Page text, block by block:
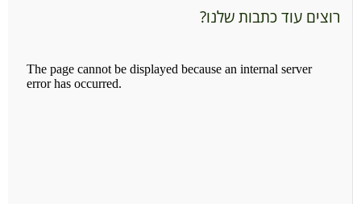
רוצים עוד כתבות שלנו?